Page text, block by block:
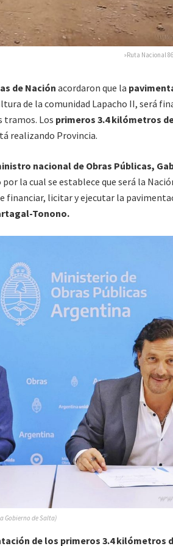
»Ruta Nacional
de Nación acordaron que la
de la comunidad Lapacho II, será
tramos. Los primeros 3.4 kilómetros
realizando Provincia.
nacional de Obras Públicas,
la cual se establece que será la
financiar, licitar y ejecutar la
Tonono.
Gobierno de Salta)
de los primeros 3.4 kilómetros